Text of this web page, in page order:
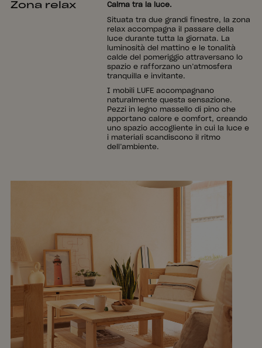
Zona relax Calma tra la luce.
Situata tra due grandi finestre, la zona
relax accompagna il passare della
luce durante tutta la giornata. La
luminosità del mattino e le tonalità
calde del pomeriggio attraversano lo
spazio e rafforzano un’atmosfera
tranquilla e invitante.
I mobili LUFE accompagnano
naturalmente questa sensazione.
Pezzi in legno massello di pino che
apportano calore e comfort, creando
uno spazio accogliente in cui la luce e
i materiali scandiscono il ritmo
dell’ambiente.